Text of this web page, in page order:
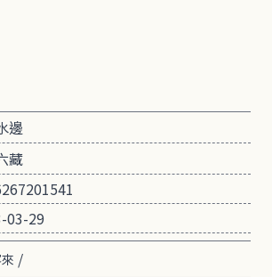
邊
藏
03-29
/